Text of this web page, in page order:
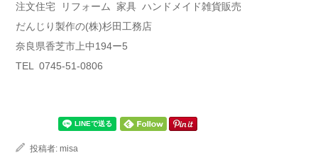
注文住宅 リフォーム 家具 ハンドメイド雑貨販売
だんじり製作の(株)杉田工務店
奈良県香芝市上中194ー5
TEL 0745-51-0806
投稿者: misa